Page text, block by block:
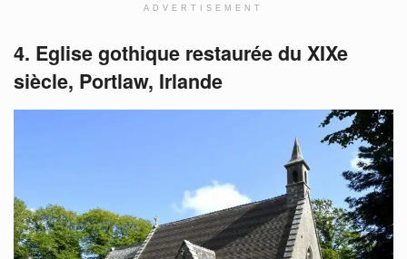
ADVERTISEMENT
4. Eglise gothique restaurée du XIXe
siècle, Portlaw, Irlande